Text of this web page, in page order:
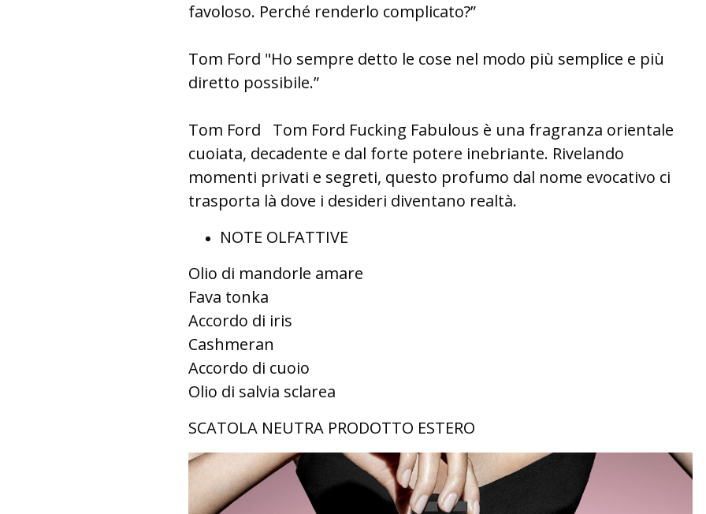
favoloso. Perché renderlo complicato?”
Tom Ford "Ho sempre detto le cose nel modo più semplice e più
diretto possibile.”
Tom Ford Tom Ford Fucking Fabulous è una fragranza orientale
cuoiata, decadente e dal forte potere inebriante. Rivelando
momenti privati e segreti, questo profumo dal nome evocativo ci
trasporta là dove i desideri diventano realtà.
NOTE OLFATTIVE
Olio di mandorle amare
Fava tonka
Accordo di iris
Cashmeran
Accordo di cuoio
Olio di salvia sclarea
SCATOLA NEUTRA PRODOTTO ESTERO